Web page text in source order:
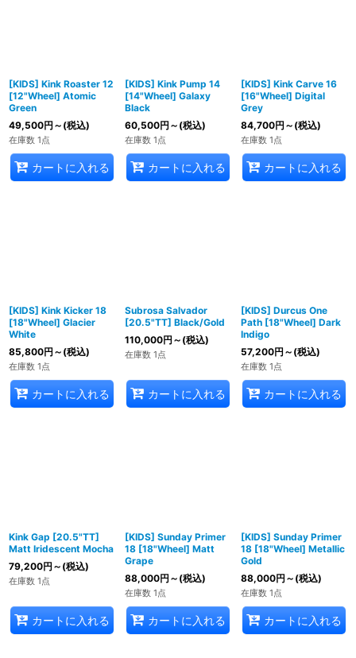
[KIDS] Kink Roaster 12
[12"Wheel] Atomic
Green
49,500円 ～ (税込)
在庫数 1点
カートに入れる
[KIDS] Kink Pump 14
[14"Wheel] Galaxy
Black
60,500円 ～ (税込)
在庫数 1点
カートに入れる
[KIDS] Kink Carve 16
[16"Wheel] Digital
Grey
84,700円 ～ (税込)
在庫数 1点
カートに入れる
[KIDS] Kink Kicker 18
[18"Wheel] Glacier
White
85,800円 ～ (税込)
在庫数 1点
カートに入れる
Subrosa Salvador
[20.5"TT] Black/Gold
110,000円 ～ (税込)
在庫数 1点
カートに入れる
[KIDS] Durcus One
Path [18"Wheel] Dark
Indigo
57,200円 ～ (税込)
在庫数 1点
カートに入れる
Kink Gap [20.5"TT]
Matt Iridescent Mocha
79,200円 ～ (税込)
在庫数 1点
カートに入れる
[KIDS] Sunday Primer
18 [18"Wheel] Matt
Grape
88,000円 ～ (税込)
在庫数 1点
カートに入れる
[KIDS] Sunday Primer
18 [18"Wheel] Metallic
Gold
88,000円 ～ (税込)
在庫数 1点
カートに入れる